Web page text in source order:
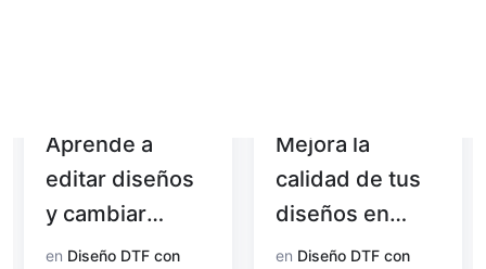
Aprende a
editar diseños
y cambiar
colores con
en Diseño DTF con
Mejora la
calidad de tus
diseños en
Photoshop
en Diseño DTF con